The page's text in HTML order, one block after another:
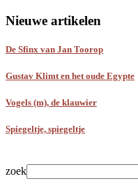
Nieuwe artikelen
De Sfinx van Jan Toorop
Gustav Klimt en het oude Egypte
Vogels (m), de klauwier
Spiegeltje, spiegeltje
zoek